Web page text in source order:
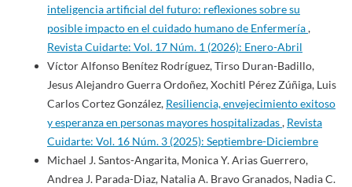
inteligencia artificial del futuro: reflexiones sobre su
posible impacto en el cuidado humano de Enfermería,
Revista Cuidarte: Vol. 17 Núm. 1 (2026): Enero-Abril
Víctor Alfonso Benítez Rodríguez, Tirso Duran-Badillo,
Jesus Alejandro Guerra Ordoñez, Xochitl Pérez Zúñiga, Luis
Carlos Cortez González, Resiliencia, envejecimiento exitoso
y esperanza en personas mayores hospitalizadas, Revista
Cuidarte: Vol. 16 Núm. 3 (2025): Septiembre-Diciembre
Michael J. Santos-Angarita, Monica Y. Arias Guerrero,
Andrea J. Parada-Diaz, Natalia A. Bravo Granados, Nadia C.